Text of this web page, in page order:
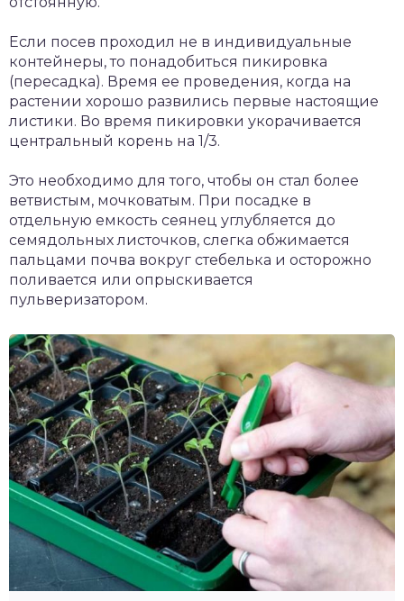
Если посев проходил не в индивидуальные
контейнеры, то понадобиться пикировка
(пересадка). Время ее проведения, когда на
растении хорошо развились первые настоящие
листики. Во время пикировки укорачивается
центральный корень на 1/3.
Это необходимо для того, чтобы он стал более
ветвистым, мочковатым. При посадке в
отдельную емкость сеянец углубляется до
семядольных листочков, слегка обжимается
пальцами почва вокруг стебелька и осторожно
поливается или опрыскивается
пульверизатором.